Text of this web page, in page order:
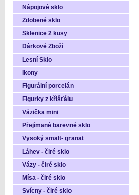
Nápojové sklo
Zdobené sklo
Sklenice 2 kusy
Dárkové Zboží
Lesní Sklo
Ikony
Figurální porcelán
Figurky z křišťálu
Vázička mini
Přejímané barevné sklo
Vysoký smalt- granat
Láhev - čiré sklo
Vázy - čiré sklo
Mísa - čiré sklo
Svícny - čiré sklo